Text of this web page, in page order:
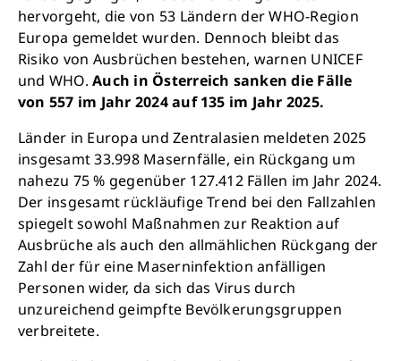
hervorgeht, die von 53 Ländern der WHO-Region
Europa gemeldet wurden. Dennoch bleibt das
Risiko von Ausbrüchen bestehen, warnen UNICEF
und WHO.Auch in Österreich sanken die Fälle
von 557 im Jahr 2024 auf 135 im Jahr 2025.
Länder in Europa und Zentralasien meldeten 2025
insgesamt 33.998 Masernfälle, ein Rückgang um
nahezu 75 % gegenüber 127.412 Fällen im Jahr 2024.
Der insgesamt rückläufige Trend bei den Fallzahlen
spiegelt sowohl Maßnahmen zur Reaktion auf
Ausbrüche als auch den allmählichen Rückgang der
Zahl der für eine Maserninfektion anfälligen
Personen wider, da sich das Virus durch
unzureichend geimpfte Bevölkerungsgruppen
verbreitete.